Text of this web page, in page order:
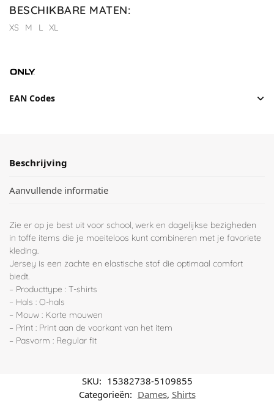
BESCHIKBARE MATEN:
XS M L XL
EAN Codes
Beschrijving
Aanvullende informatie
Zie er op je best uit voor school, werk en dagelijkse bezigheden
in toffe items die je moeiteloos kunt combineren met je favoriete
kleding.
Jersey is een zachte en elastische stof die optimaal comfort
biedt.
– Producttype : T-shirts
– Hals : O-hals
– Mouw : Korte mouwen
– Print : Print aan de voorkant van het item
– Pasvorm : Regular fit
SKU: 15382738-5109855
Categorieën: Dames, Shirts